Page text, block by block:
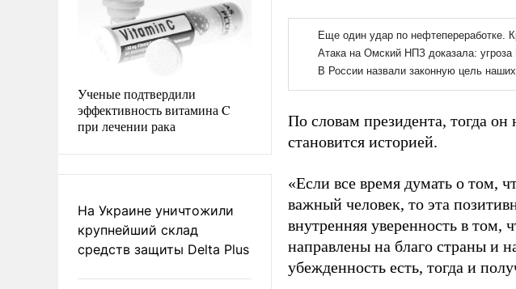
Ученые подтвердили
эффективность витамина C
при лечении рака
На Украине уничтожили
крупнейший склад
средств защиты Delta Plus
По словам президента, тогда
становится историей.
«Если все время думать о том,
важный человек, то эта
внутренняя уверенность в том,
направлены на благо страны и
убежденность есть, тогда и